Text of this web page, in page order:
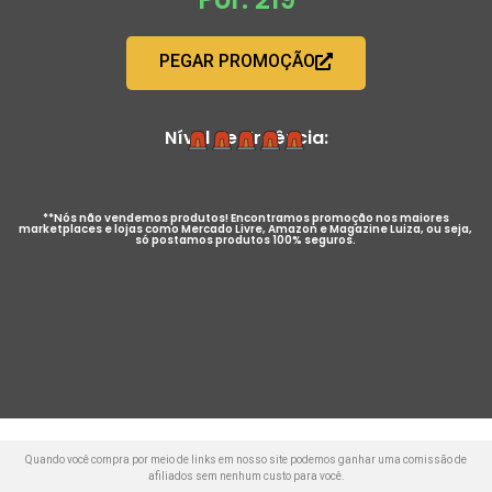
PEGAR PROMOÇÃO
Nível de Urgência:
**Nós não vendemos produtos! Encontramos promoção nos maiores
marketplaces e lojas como Mercado Livre, Amazon e Magazine Luiza, ou seja,
só postamos produtos 100% seguros.
Quando você compra por meio de links em nosso site podemos ganhar uma comissão de
afiliados sem nenhum custo para você.